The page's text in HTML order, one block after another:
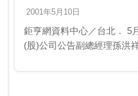
2001年5月10日
鉅亨網資料中心／台北． 5月10日 05/10 11:55
(股)公司公告副總經理孫洪